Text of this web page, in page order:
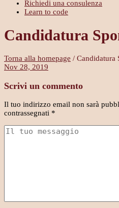
Richiedi una consulenza
Learn to code
Candidatura
Torna alla homepage / Candidatura
Nov 28, 2019
Scrivi un commento
Il tuo indirizzo email non sarà
contrassegnati *